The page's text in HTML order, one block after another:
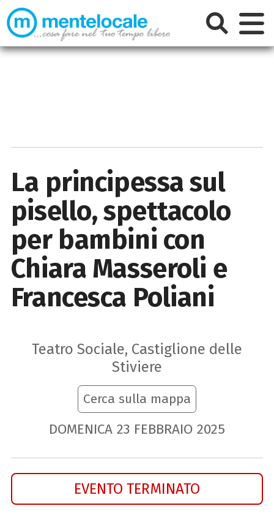
La principessa sul
pisello, spettacolo
per bambini con
Chiara Masseroli e
Francesca Poliani
Teatro Sociale, Castiglione delle
Stiviere
Cerca sulla mappa
DOMENICA 23 FEBBRAIO 2025
EVENTO TERMINATO